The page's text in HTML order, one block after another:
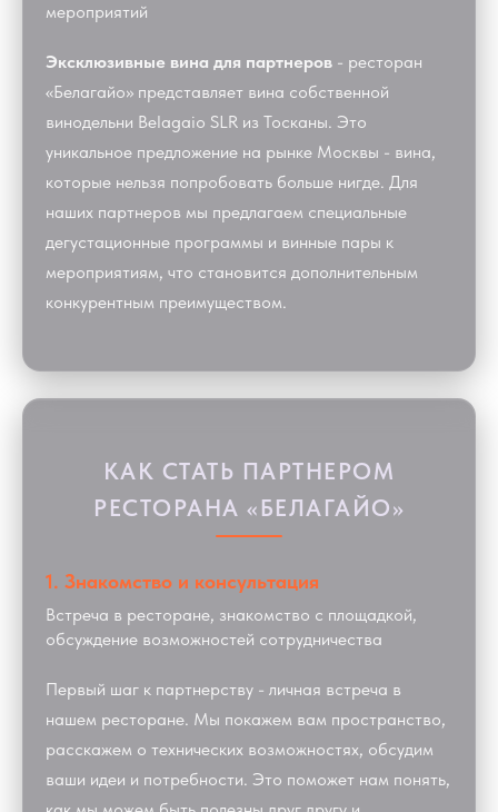
мероприятий
Эксклюзивные вина для партнеров - ресторан
«Белагайо» представляет вина собственной
винодельни Belagaio SLR из Тосканы. Это
уникальное предложение на рынке Москвы - вина,
которые нельзя попробовать больше нигде. Для
наших партнеров мы предлагаем специальные
дегустационные программы и винные пары к
мероприятиям, что становится дополнительным
конкурентным преимуществом.
КАК СТАТЬ ПАРТНЕРОМ
РЕСТОРАНА «БЕЛАГАЙО»
1. Знакомство и консультация
Встреча в ресторане, знакомство с площадкой,
обсуждение возможностей сотрудничества
Первый шаг к партнерству - личная встреча в
нашем ресторане. Мы покажем вам пространство,
расскажем о технических возможностях, обсудим
ваши идеи и потребности. Это поможет нам понять,